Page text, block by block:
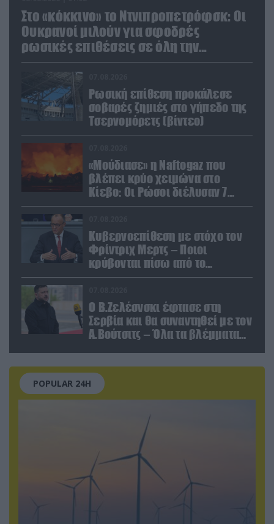
Στο «κόκκινο» το Ντνιπροπετρόφσκ: Οι
Ουκρανοί μιλούν για σφοδρές
ρωσικές επιθέσεις σε όλη την
επικράτεια
Ρωσική επίθεση προκάλεσε
σοβαρές ζημιές στο γήπεδο της
Τσερνομόρετς (βίντεο)
«Μούδιασε» η Naftogaz που
βλέπει κρύο χειμώνα στο
Κίεβο: Οι Ρώσοι διέλυσαν 7
εγκαταστάσεις του ουκρανικού
Κυβερνοεπίθεση με στόχο τον
Φρίντριχ Μερτς – Ποιοι
κρύβονται πίσω από το
παραποιημένο βίντεο
Ο Β.Ζελέσνσκι έφτασε στη
Σερβία και θα συναντηθεί με τον
Α.Βούτσιτς – Όλα τα βλέμματα
POPULAR 24H